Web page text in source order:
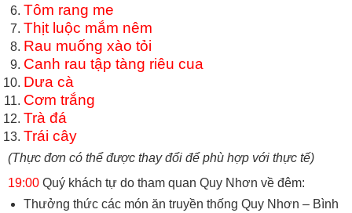
Tôm rang me
Thịt luộc mắm nêm
Rau muống xào tỏi
Canh rau tập tàng riêu cua
Dưa cà
Cơm trắng
Trà đá
Trái cây
(Thực đơn có thể được thay đổi để phù hợp với thực tế)
19:00 Quý khách tự do tham quan Quy Nhơn về đêm:
Thưởng thức các món ăn truyền thống Quy Nhơn – Bình